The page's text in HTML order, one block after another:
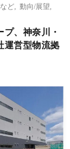
ど
動向/展望
、神奈川・
運営型物流拠